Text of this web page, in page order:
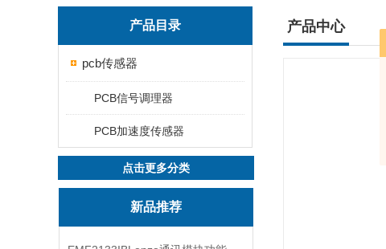
产品目录
pcb传感器
PCB信号调理器
PCB加速度传感器
点击更多分类
新品推荐
产品中心